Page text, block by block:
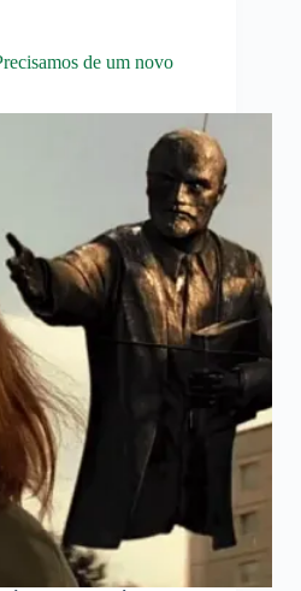
de um novo